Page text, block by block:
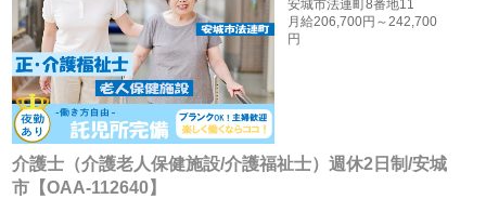
する各種情報を提供するため
・採用応募者の管理及び本人確認を行うため
お取引様に関する個人情報
・当社グループ会社におけるサービスの提供、ご連絡、各種
打ち合わせのため
・各種お問合せ及びご要望事項への対応の為
介護士（介護老人保健施設/介護福祉士）週休2日制/安城
市【OAA-112640】
100
安城市法連町8番地11
月給206,700円～242,700
円